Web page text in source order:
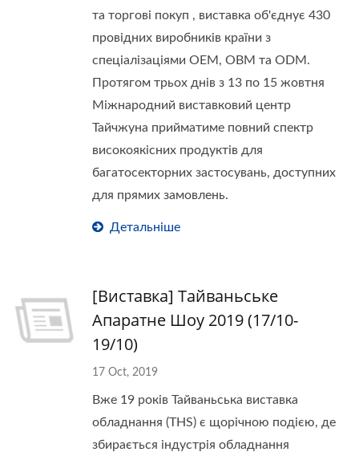
та торгові покуп , виставка об'єднує 430
провідних виробників країни з
спеціалізаціями OEM, OBM та ODM.
Протягом трьох днів з 13 по 15 жовтня
Міжнародний виставковий центр
Тайчжуна прийматиме повний спектр
високоякісних продуктів для
багатосекторних застосувань, доступних
для прямих замовлень.
Детальніше
[Виставка] Тайваньське
Апаратне Шоу 2019 (17/10-
19/10)
17 Oct, 2019
Вже 19 років Тайваньська виставка
обладнання (THS) є щорічною подією, де
збирається індустрія обладнання